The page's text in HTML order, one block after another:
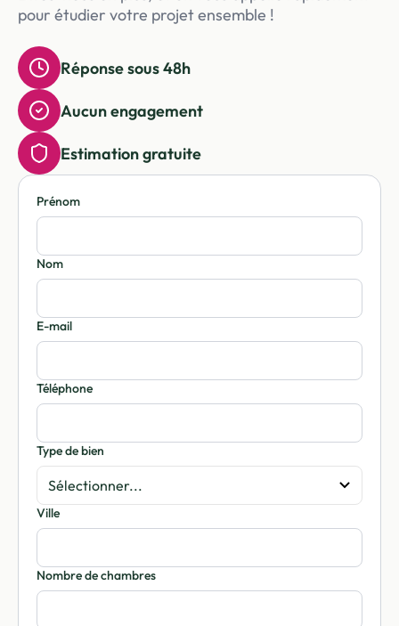
pour étudier votre projet ensemble !
Réponse sous 48h
Aucun engagement
Estimation gratuite
Prénom
Nom
E-mail
Téléphone
Type de bien
Ville
Nombre de chambres